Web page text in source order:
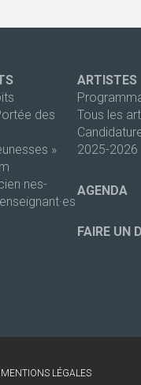
des
»
ARTISTES
Tous les
2025-2026
AGENDA
FAIRE UN
MENTIONS LÉGALES